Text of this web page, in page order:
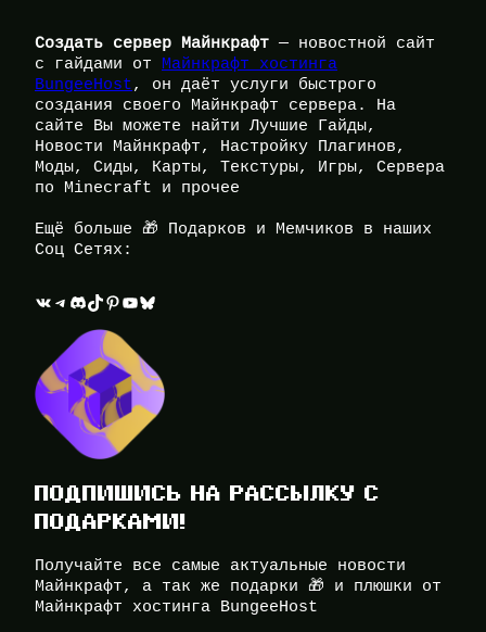
Создать сервер Майнкрафт — новостной сайт
с гайдами от
Майнкрафт хостинга
BungeeHost, он даёт услуги быстрого
создания своего Майнкрафт сервера. На
сайте Вы можете найти Лучшие Гайды,
Новости Майнкрафт, Настройку Плагинов,
Моды, Сиды, Карты, Текстуры, Игры, Сервера
по Minecraft и прочее
Ещё больше 🎁 Подарков и Мемчиков в наших
Соц Сетях:
ВКонтакте Telegram Discord TikTok Pinterest YouTube Bluesky
ПОДПИШИСЬ НА РАССЫЛКУ С
ПОДАРКАМИ!
Получайте все самые актуальные новости
Майнкрафт, а так же подарки 🎁 и плюшки от
Майнкрафт хостинга BungeeHost